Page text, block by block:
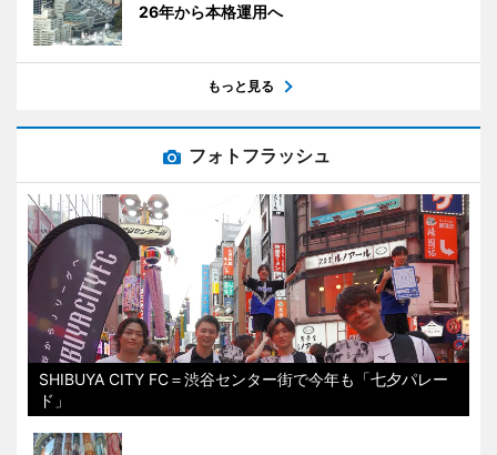
26年から本格運用へ
もっと見る
フォトフラッシュ
SHIBUYA CITY FC＝渋谷センター街で今年も「七夕パレー
ド」